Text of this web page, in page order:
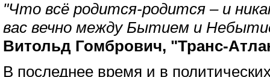
"Что всё родится-родится – и
вас вечно между Бытием и
Витольд Гомбрович, "Транс-
В последнее время и в